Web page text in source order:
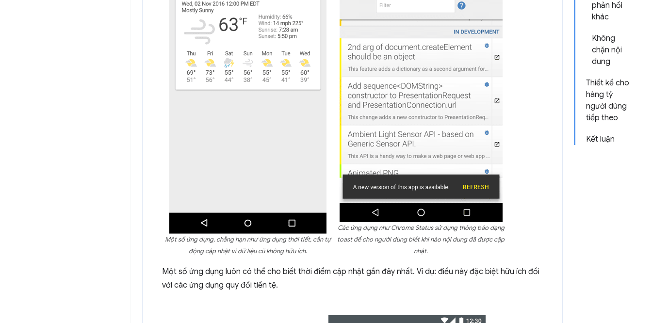
phản hồi
khác
Không
chặn nội
dung
Thiết kế cho
hàng tỷ
người dùng
tiếp theo
Kết luận
Một số ứng dụng, chẳng hạn như ứng dụng thời tiết, cần tự
động cập nhật vì dữ liệu cũ không hữu ích.
Các ứng dụng như Chrome Status sử dụng thông báo dạng
toast để cho người dùng biết khi nào nội dung đã được cập
nhật.
Một số ứng dụng luôn có thể cho biết thời điểm cập nhật gần đây nhất. Ví dụ: điều này đặc biệt hữu ích đối
với các ứng dụng quy đổi tiền tệ.